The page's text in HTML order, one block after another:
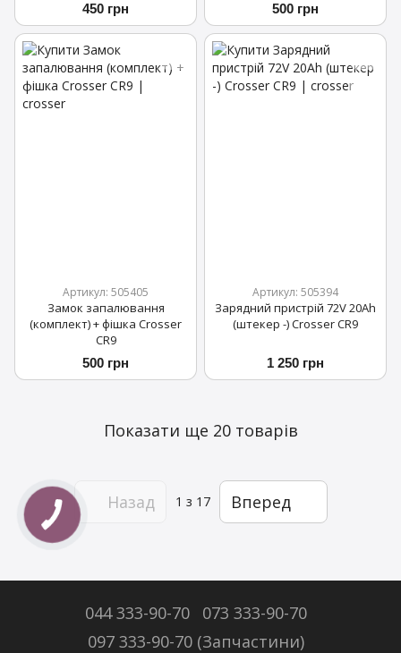
450 грн 500 грн
Артикул: 505405
Замок запалювання
(комплект) + фішка Crosser
CR9
500 грн
Артикул: 505394
Зарядний пристрій 72V 20Ah
(штекер -) Crosser CR9
1 250 грн
Показати ще 20 товарів
Назад 1 з 17 Вперед
044 333-90-70
073 333-90-70
097 333-90-70 (Запчастини)